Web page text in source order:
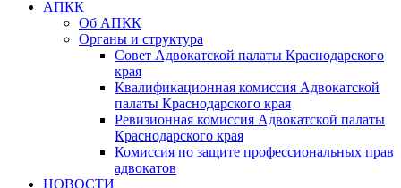
АПКК
Об АПКК
Органы и структура
Совет Адвокатской палаты Краснодарского
края
Квалификационная комиссия Адвокатской
палаты Краснодарского края
Ревизионная комиссия Адвокатской палаты
Краснодарского края
Комиссия по защите профессиональных прав
адвокатов
НОВОСТИ